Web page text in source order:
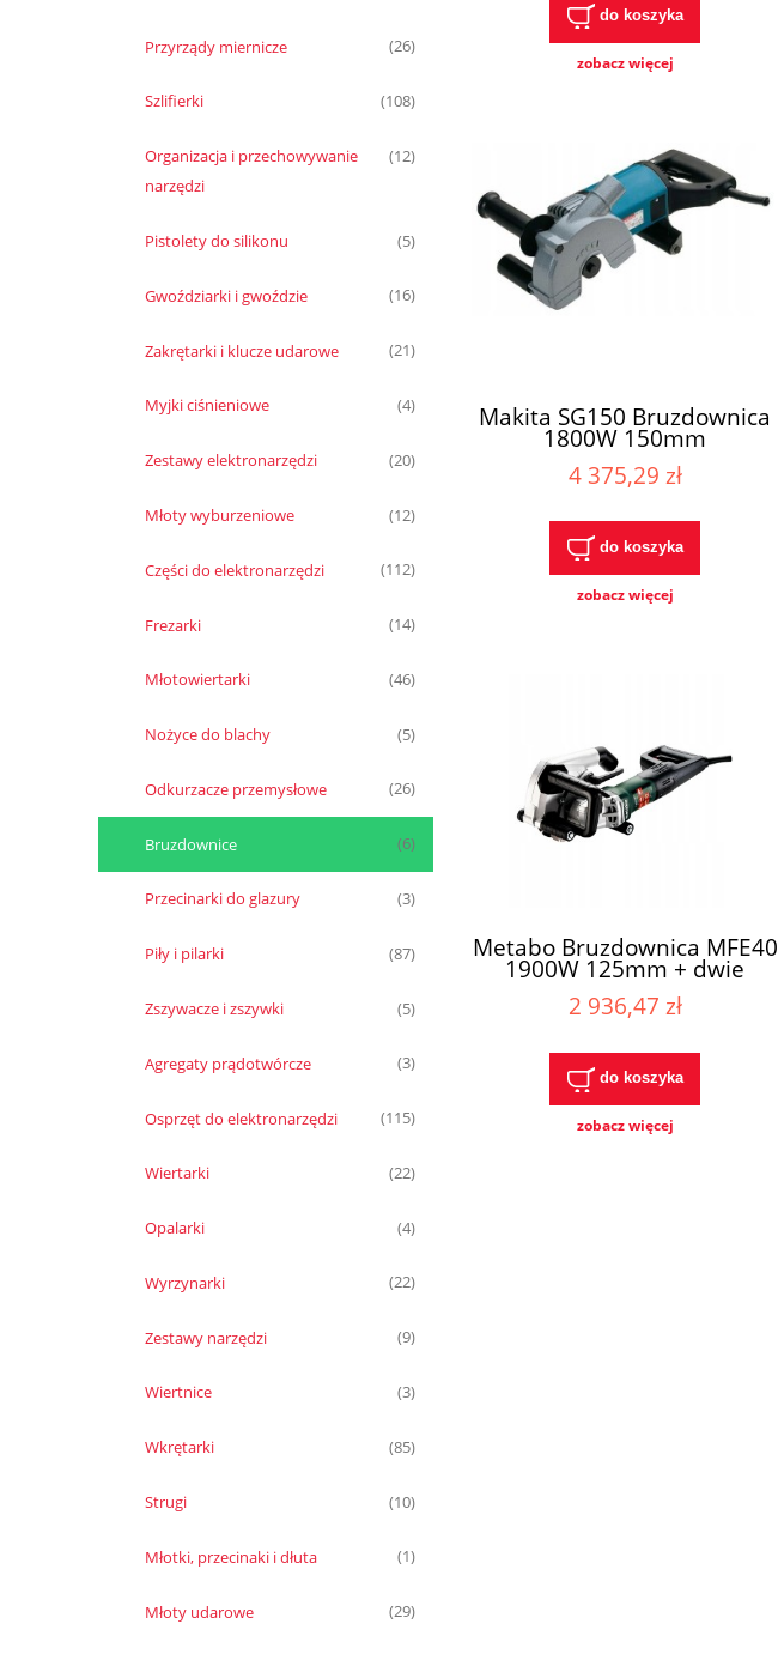
Przyrządy miernicze (26)
Szlifierki (108)
Organizacja i przechowywanie
narzędzi
(12)
Pistolety do silikonu (5)
Gwoździarki i gwoździe (16)
Zakrętarki i klucze udarowe (21)
Myjki ciśnieniowe (4)
Zestawy elektronarzędzi (20)
Młoty wyburzeniowe (12)
Części do elektronarzędzi (112)
Frezarki (14)
Młotowiertarki (46)
Nożyce do blachy (5)
Odkurzacze przemysłowe (26)
Bruzdownice (6)
Przecinarki do glazury (3)
Piły i pilarki (87)
Zszywacze i zszywki (5)
Agregaty prądotwórcze (3)
Osprzęt do elektronarzędzi (115)
Wiertarki (22)
Opalarki (4)
Wyrzynarki (22)
Zestawy narzędzi (9)
Wiertnice (3)
Wkrętarki (85)
Strugi (10)
Młotki, przecinaki i dłuta (1)
Młoty udarowe (29)
do koszyka
zobacz więcej
Makita SG150 Bruzdownica
1800W 150mm
4 375,29 zł
do koszyka
zobacz więcej
Metabo Bruzdownica MFE40
1900W 125mm + dwie
tarcze
2 936,47 zł
do koszyka
zobacz więcej